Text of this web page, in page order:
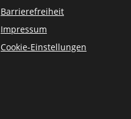
Barrierefreiheit
Impressum
Cookie-Einstellungen